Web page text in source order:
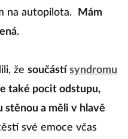
na autopilota.
Mám
.
že součástí syndromu
také pocit odstupu,
stěnou a měli v hlavě
své emoce včas